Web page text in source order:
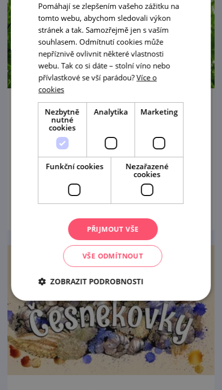
Zpřístupnění kaple sv. Floriána
Barokní kaple sv. Floriána vypínající se na
krásném vyhlídkovém místě vysoko nad
Moravským Krumlovem se od května 2026
opět otevírá veřejnosti.
prohlédnout
Pomáhají se zlepšením vašeho zážitku na
tomto webu, abychom sledovali výkon
stránek a tak. Samozřejmě jen s vaším
souhlasem. Odmítnutí cookies může
nepříznivě ovlivnit některé vlastnosti
webu. Tak co si dáte – stolní víno nebo
přívlastkové se vší parádou?Více o
cookies
Nezbytně
nutné
cookies
Analytika Marketing
Funkční cookies
Nezařazené
cookies
PŘIJMOUT VŠE
VŠE ODMÍTNOUT
ZOBRAZIT PODROBNOSTI